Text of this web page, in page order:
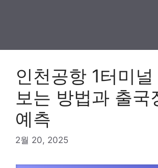
인천공항 1터미널
보는 방법과 출국
예측
2월 20, 2025